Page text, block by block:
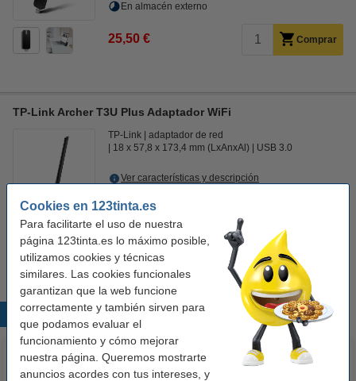
Cookies en 123tinta.es
Para facilitarte el uso de nuestra
página 123tinta.es lo máximo posible,
utilizamos cookies y técnicas
similares. Las cookies funcionales
garantizan que la web funcione
correctamente y también sirven para
que podamos evaluar el
funcionamiento y cómo mejorar
nuestra página. Queremos mostrarte
anuncios acordes con tus intereses, y
En almacén externo
25,50 € Comprar
TP-Link Archer T3U Plus Adaptador WiFi
TP-Link
adaptador de red
18 x 57,8 x 173,4 mm (LxAnxAl)
USB 3.0
Ver características y descripción
19,50 €
Productos destacados